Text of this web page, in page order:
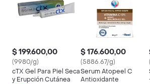
$ 199.600,00
(9980/g)
cTX Gel Para Piel Seca
y Erupción Cutánea
$ 176.600,00
(5886.67/g)
Serum Atopeel C
Antioxidante